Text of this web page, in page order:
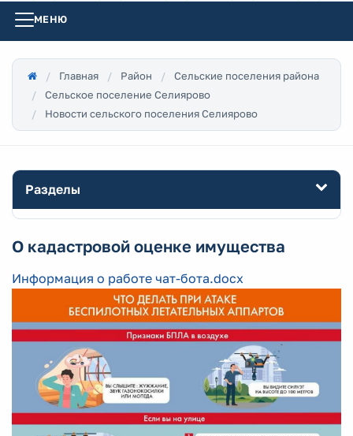
МЕНЮ
Главная Район
Сельские поселения района
Сельское поселение Селиярово
Новости сельского поселения Селиярово
Разделы
О кадастровой оценке имущества
Информация о работе чат-бота.docx